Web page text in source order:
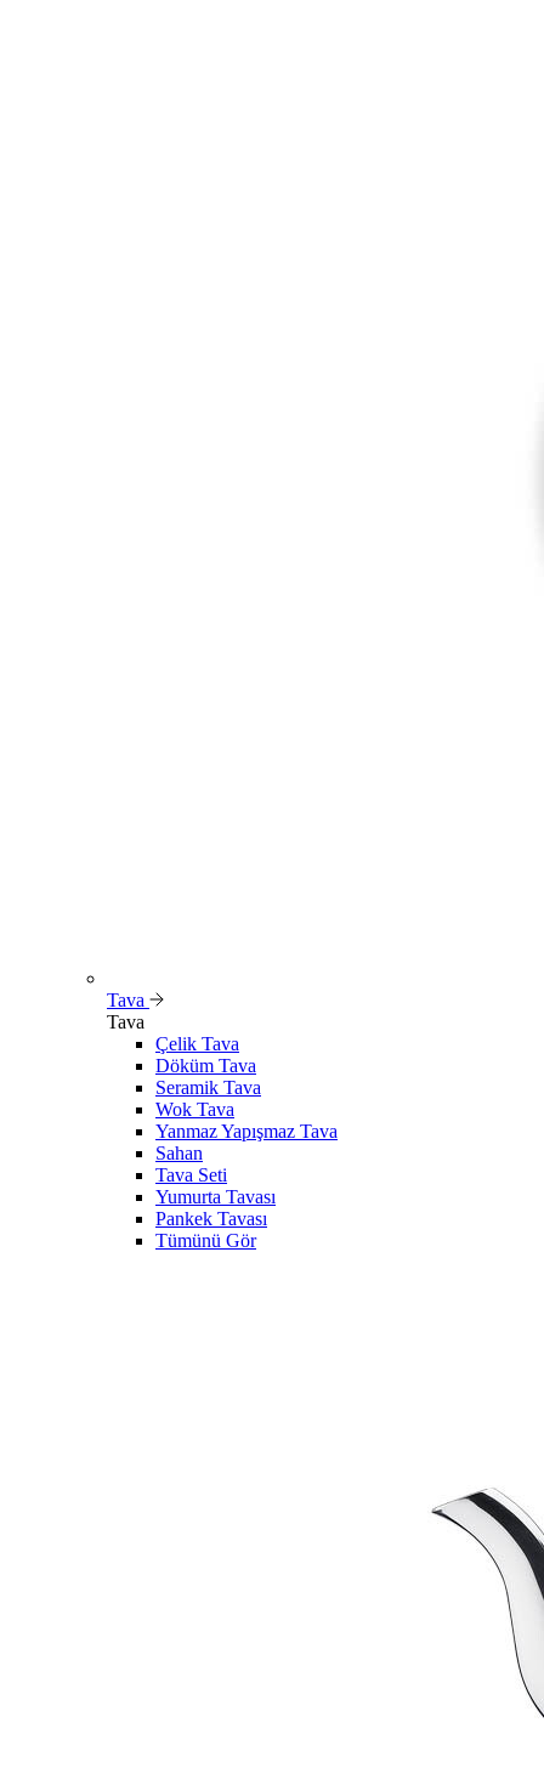
Tava
Tava
Çelik Tava
Döküm Tava
Seramik Tava
Wok Tava
Yanmaz Yapışmaz Tava
Sahan
Tava Seti
Yumurta Tavası
Pankek Tavası
Tümünü Gör